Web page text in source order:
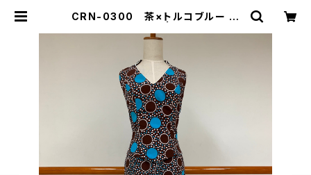
CRN-0300 茶×トルコブルー 変
a